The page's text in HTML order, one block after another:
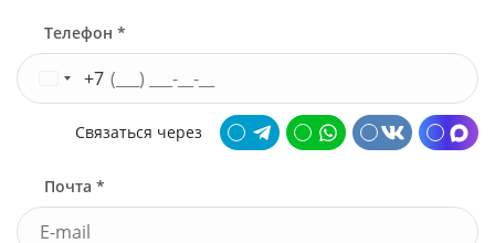
Телефон *
+7
Связаться через
Почта *